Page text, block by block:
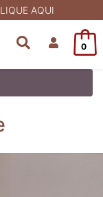
AQUI
0